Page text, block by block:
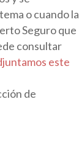
o cuando la
Seguro que
consultar
este
de